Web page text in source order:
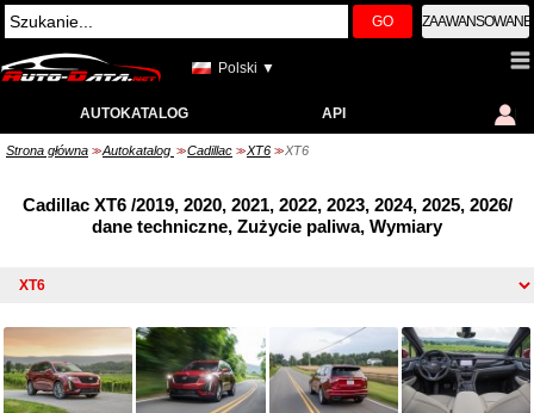
GO ZAAWANSOWANE
Polski ▼
AUTOKATALOG API
Strona główna >> Autokatalog >> Cadillac >> XT6 >> XT6
Cadillac XT6 /2019, 2020, 2021, 2022, 2023, 2024, 2025, 2026/
dane techniczne, Zużycie paliwa, Wymiary